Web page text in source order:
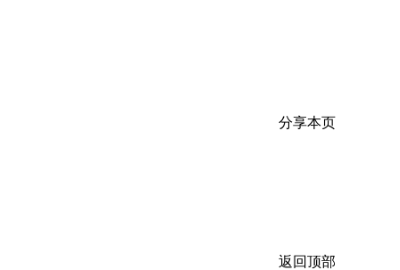
分享本页
返回顶部